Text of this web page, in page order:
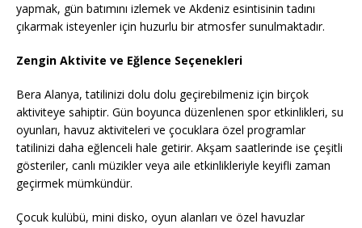
yapmak, gün batımını izlemek ve Akdeniz esintisinin tadını
çıkarmak isteyenler için huzurlu bir atmosfer sunulmaktadır.
Zengin Aktivite ve Eğlence Seçenekleri
Bera Alanya, tatilinizi dolu dolu geçirebilmeniz için birçok
aktiviteye sahiptir. Gün boyunca düzenlenen spor etkinlikleri, su
oyunları, havuz aktiviteleri ve çocuklara özel programlar
tatilinizi daha eğlenceli hale getirir. Akşam saatlerinde ise çeşitli
gösteriler, canlı müzikler veya aile etkinlikleriyle keyifli zaman
geçirmek mümkündür.
Çocuk kulübü, mini disko, oyun alanları ve özel havuzlar